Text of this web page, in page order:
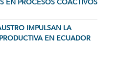
EN PROCESOS COACTIVOS
IMPULSAN LA
EN ECUADOR